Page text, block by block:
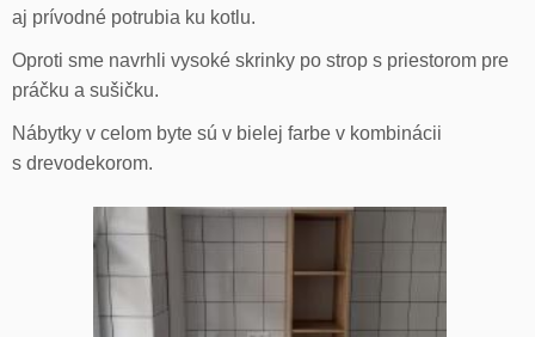
aj prívodné potrubia ku kotlu.
Oproti sme navrhli vysoké skrinky po strop s priestorom pre
práčku a sušičku.
Nábytky v celom byte sú v bielej farbe v kombinácii
s drevodekorom.